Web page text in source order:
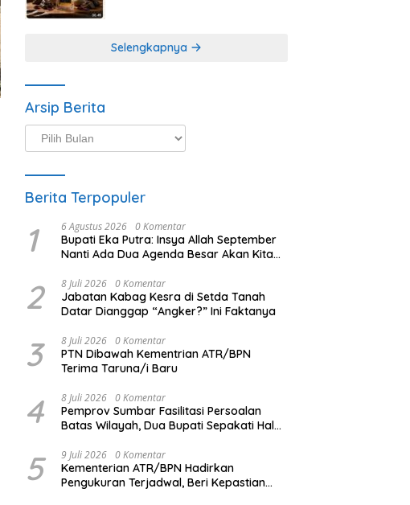
Selengkapnya
Arsip Berita
Arsip
Berita
Berita Terpopuler
1 6 Agustus 2026 0 Komentar
Bupati Eka Putra: Insya Allah September
Nanti Ada Dua Agenda Besar Akan Kita
2 8 Juli 2026 0 Komentar
Jabatan Kabag Kesra di Setda Tanah
Datar Dianggap “Angker?” Ini Faktanya
3 8 Juli 2026 0 Komentar
PTN Dibawah Kementrian ATR/BPN
Terima Taruna/i Baru
4 8 Juli 2026 0 Komentar
Pemprov Sumbar Fasilitasi Persoalan
Batas Wilayah, Dua Bupati Sepakati Hal
5 9 Juli 2026 0 Komentar
Kementerian ATR/BPN Hadirkan
Pengukuran Terjadwal, Beri Kepastian